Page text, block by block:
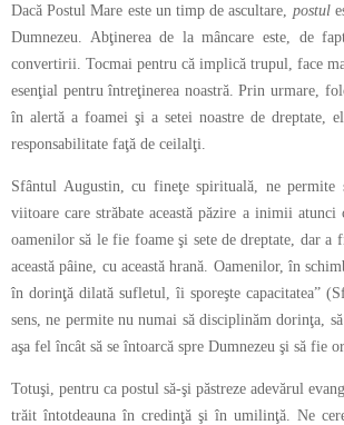
Dacă Postul Mare este un timp de ascultare, postul
Dumnezeu. Abţinerea de la mâncare este, de
convertirii. Tocmai pentru că implică trupul, face
esenţial pentru întreţinerea noastră. Prin urmare,
în alertă a foamei şi a setei noastre de dreptate,
responsabilitate faţă de ceilalţi.
Sfântul Augustin, cu fineţe spirituală, ne
viitoare care străbate această păzire a inimii
oamenilor să le fie foame şi sete de dreptate, dar
această pâine, cu această hrană. Oamenilor, în
în dorinţă dilată sufletul, îi sporeşte capacitatea”
sens, ne permite nu numai să disciplinăm dorinţa,
aşa fel încât să se întoarcă spre Dumnezeu şi să fie
Totuşi, pentru ca postul să-şi păstreze adevărul
trăit întotdeauna în credinţă şi în umilinţă. Ne